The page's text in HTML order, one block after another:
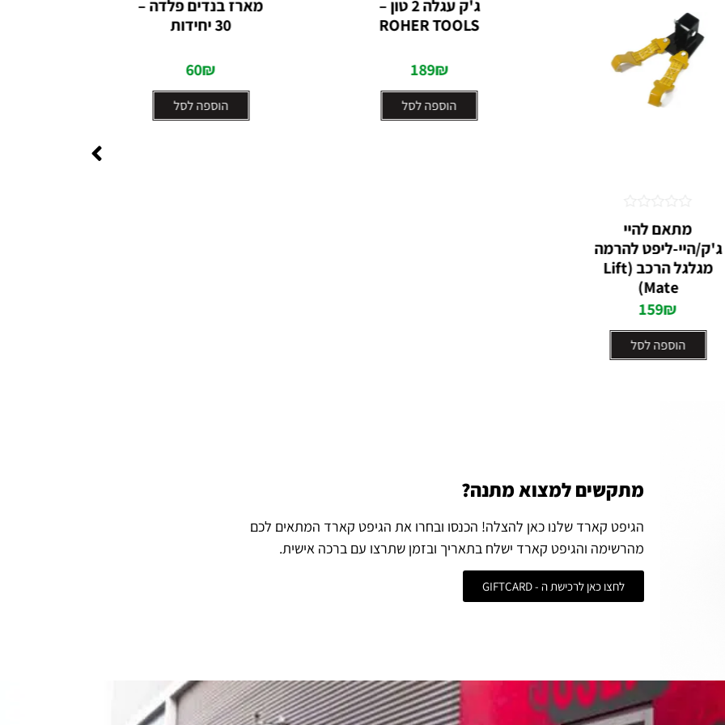
מתאם להיי
ג'ק/היי-ליפט להרמה
מגלגל הרכב (Lift
Mate)
159₪
הוספה לסל
מתוך
5
ג'ק עגלה 2 טון –
ROHER TOOLS
189₪
הוספה לסל
מתוך
5
מארז בנדים פלדה –
30 יחידות
60₪
הוספה לסל
0
מתקשים למצוא מתנה?
הגיפט קארד שלנו כאן להצלה! הכנסו ובחרו את הגיפט קארד המתאים לכם
מהרשימה והגיפט קארד ישלח בתאריך ובזמן שתרצו עם ברכה אישית.
לחצו כאן לרכישת ה - GIFTCARD